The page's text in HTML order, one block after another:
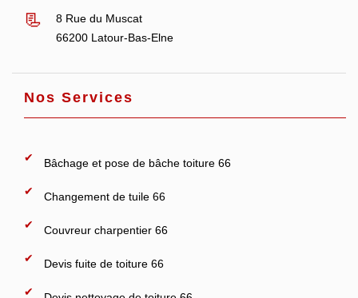
8 Rue du Muscat
66200 Latour-Bas-Elne
Nos Services
Bâchage et pose de bâche toiture 66
Changement de tuile 66
Couvreur charpentier 66
Devis fuite de toiture 66